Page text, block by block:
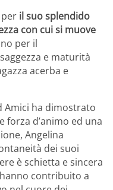
il suo splendido
con cui si muove
per il
e maturità
acerba e
Amici ha dimostrato
forza d’animo ed una
Angelina
dei suoi
è schietta e sincera
contribuito a